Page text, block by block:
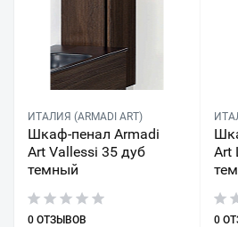
ИТАЛИЯ (ARMADI ART)
Шкаф-пенал Armadi
Art Vallessi 35 дуб
темный
0 ОТЗЫВОВ
Art
0